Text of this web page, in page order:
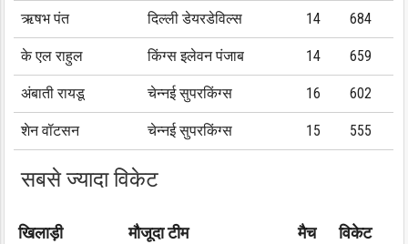
ऋषभ पंत दिल्ली डेयरडेविल्स 14 684
के एल राहुल किंग्स इलेवन पंजाब 14 659
अंबाती रायडू चेन्नई सुपरकिंग्स 16 602
शेन वॉटसन चेन्नई सुपरकिंग्स 15 555
सबसे ज्यादा विकेट
खिलाड़ी मौजूदा टीम मैच विकेट